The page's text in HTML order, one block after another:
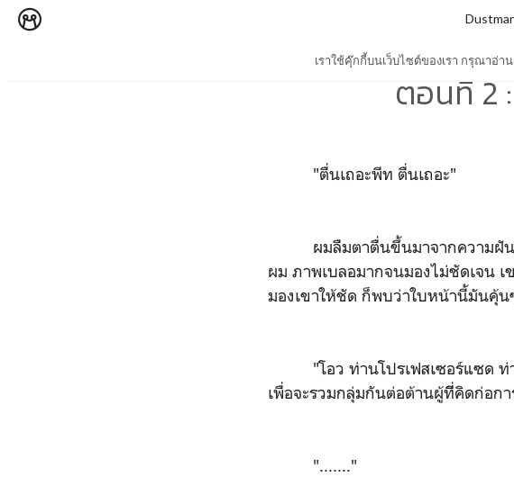
เราใช้คุ๊กกี้บนเว็บไซต์ของเรา กรุณาอ่า
ตอนที่ 2
"ตื่นเถอะพีท ตื่นเถอะ"
ผมลืมตาตื่นขึ้นมาจากความฝันที่
ผม ภาพเบลอมากจนมองไม่ชัดเจน
มองเขาให้ชัด ก็พบว่าใบหน้านี้มันคุ้น
"โอว ท่านโปรเฟสเซอร์แซด ท่า
เพื่อจะรวมกลุ่มกันต่อต้านผู้ทีี่คิดก่อก
"......."